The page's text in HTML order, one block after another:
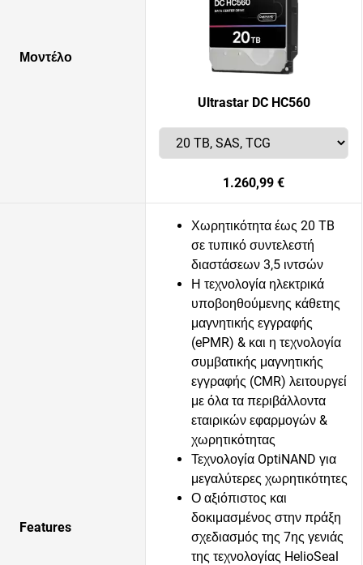
Μοντέλο
Ultrastar DC HC560
1.260,99 €
Features
Χωρητικότητα έως 20 TB
σε τυπικό συντελεστή
διαστάσεων 3,5 ιντσών
Η τεχνολογία ηλεκτρικά
υποβοηθούμενης κάθετης
μαγνητικής εγγραφής
(ePMR) & και η τεχνολογία
συμβατικής μαγνητικής
εγγραφής (CMR) λειτουργεί
με όλα τα περιβάλλοντα
εταιρικών εφαρμογών &
χωρητικότητας
Τεχνολογία OptiNAND για
μεγαλύτερες χωρητικότητες
Ο αξιόπιστος και
δοκιμασμένος στην πράξη
σχεδιασμός της 7ης γενιάς
της τεχνολογίας HelioSeal